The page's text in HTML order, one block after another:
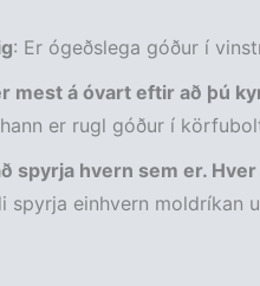
: Er ógeðslega góður í
mest á óvart eftir að þú
er rugl góður í
spyrja hvern sem er.
spyrja einhvern moldríkan